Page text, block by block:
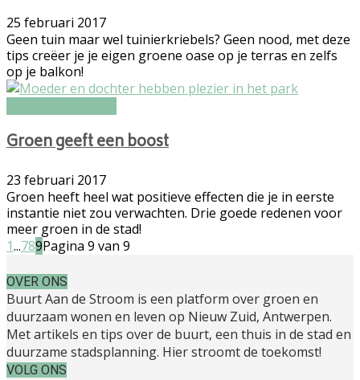
25 februari 2017
Geen tuin maar wel tuinierkriebels? Geen nood, met deze
tips creëer je je eigen groene oase op je terras en zelfs
op je balkon!
Groen geeft een boost
23 februari 2017
Groen heeft heel wat positieve effecten die je in eerste
instantie niet zou verwachten. Drie goede redenen voor
meer groen in de stad!
1...789Pagina 9 van 9
OVER ONS
Buurt Aan de Stroom is een platform over groen en
duurzaam wonen en leven op Nieuw Zuid, Antwerpen.
Met artikels en tips over de buurt, een thuis in de stad en
duurzame stadsplanning. Hier stroomt de toekomst!
VOLG ONS